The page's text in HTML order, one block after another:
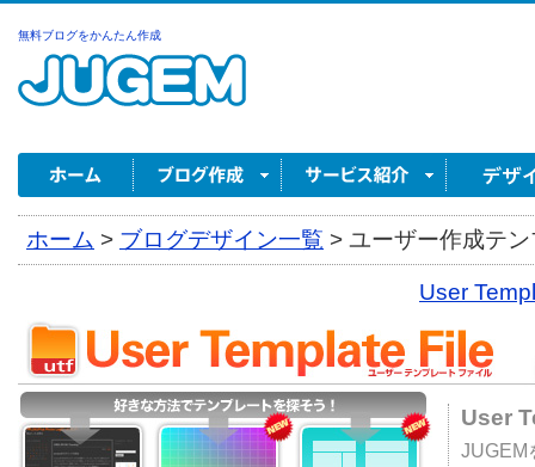
無料ブログをかんたん作成
ホーム > ブログデザイン一覧 > ユーザー作成テ
User
User
JUGEM